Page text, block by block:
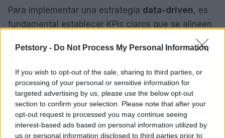
Petstory - Do Not Process My Personal Information
If you wish to opt-out of the sale, sharing to third parties, or
processing of your personal or sensitive information for
targeted advertising by us, please use the below opt-out
section to confirm your selection. Please note that after your
opt-out request is processed you may continue seeing
interest-based ads based on personal information utilized by
us or personal information disclosed to third parties prior to
Para implementar una estrategia data-driven, es
fundamental establecer KPIs claros que se alineen
con los objetivos comerciales. ¿Cuáles son los KPIs
más relevantes? Considera métricas como elCTR
Monitorear estas cifras te permitirá realizar ajustes
en tiempo real y optimizar tus campañas para
obtener los mejores resultados.
Una táctica eficaz es realizar pruebas A/B en tus